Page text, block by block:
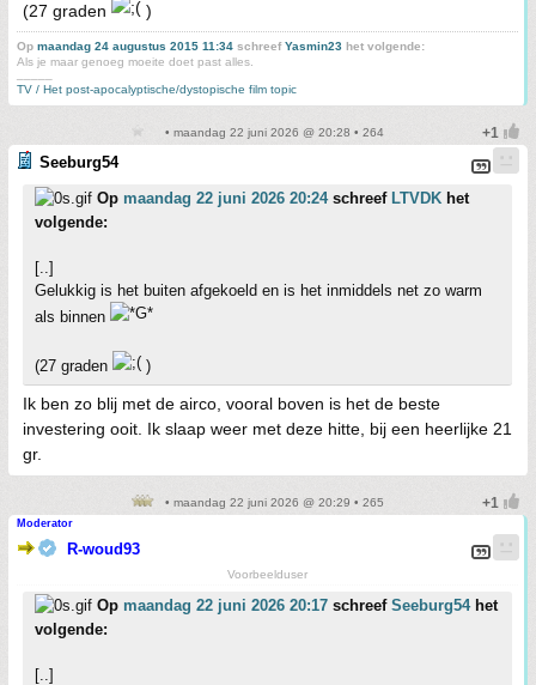
(27 graden )
Op maandag 24 augustus 2015 11:34 schreefYasmin23 het volgende:
Als je maar genoeg moeite doet past alles.
TV / Het post-apocalyptische/dystopische film topic
• maandag 22 juni 2026 @ 20:28 • 264
Seeburg54
Op maandag 22 juni 2026 20:24schreef LTVDK het
volgende:
[..]
Gelukkig is het buiten afgekoeld en is het inmiddels net zo warm
als binnen
(27 graden )
Ik ben zo blij met de airco, vooral boven is het de beste
investering ooit. Ik slaap weer met deze hitte, bij een heerlijke 21
gr.
• maandag 22 juni 2026 @ 20:29 • 265
Moderator
R-woud93
Voorbeelduser
Op maandag 22 juni 2026 20:17 schreef Seeburg54het
volgende:
[..]